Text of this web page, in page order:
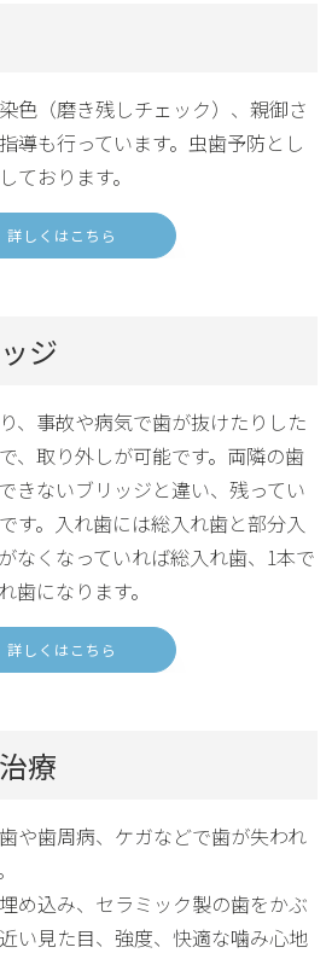
色（磨き残しチェック）、親御さ
導も行っています。虫歯予防とし
ております。
詳しくはこちら
ジ
、事故や病気で歯が抜けたりした
、取り外しが可能です。両隣の歯
きないブリッジと違い、残ってい
す。入れ歯には総入れ歯と部分入
なくなっていれば総入れ歯、1本で
歯になります。
詳しくはこちら
療
や歯周病、ケガなどで歯が失われ
め込み、セラミック製の歯をかぶ
い見た目、強度、快適な噛み心地